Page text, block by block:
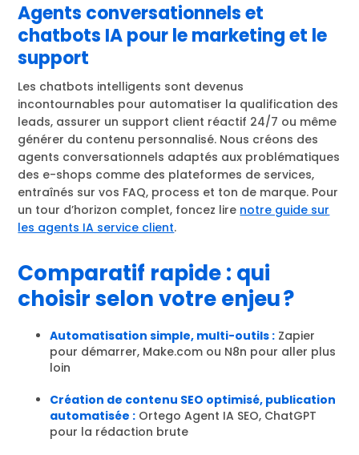
Agents conversationnels et
chatbots IA pour le marketing et le
support
Les chatbots intelligents sont devenus
incontournables pour automatiser la qualification des
leads, assurer un support client réactif 24/7 ou même
générer du contenu personnalisé. Nous créons des
agents conversationnels adaptés aux problématiques
des e-shops comme des plateformes de services,
entraînés sur vos FAQ, process et ton de marque. Pour
un tour d’horizon complet, foncez lire notre guide sur
les agents IA service client.
Comparatif rapide : qui
choisir selon votre enjeu ?
Automatisation simple, multi-outils : Zapier
pour démarrer, Make.com ou N8n pour aller plus
loin
Création de contenu SEO optimisé, publication
automatisée : Ortego Agent IA SEO, ChatGPT
pour la rédaction brute